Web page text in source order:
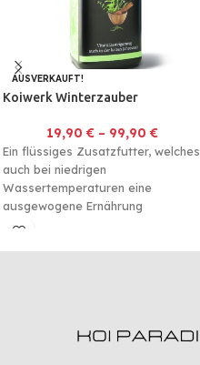
AUSVERKAUFT!
Koiwerk Winterzauber
19,90 €– 99,90 €
Ein flüssiges Zusatzfutter, welches
auch bei niedrigen
Wassertemperaturen eine
ausgewogene Ernährung
gewährleistet